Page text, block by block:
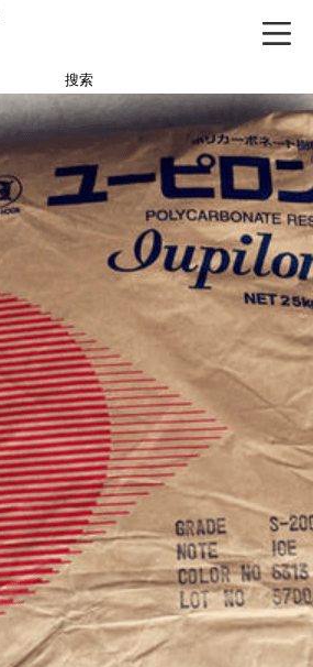
搜索